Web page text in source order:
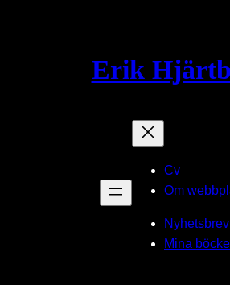
Erik
Cv
Om
Nyhetsbrev
Mina